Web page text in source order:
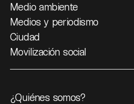
Medio ambiente
Medios y periodismo
Ciudad
Movilización social
¿Quiénes somos?